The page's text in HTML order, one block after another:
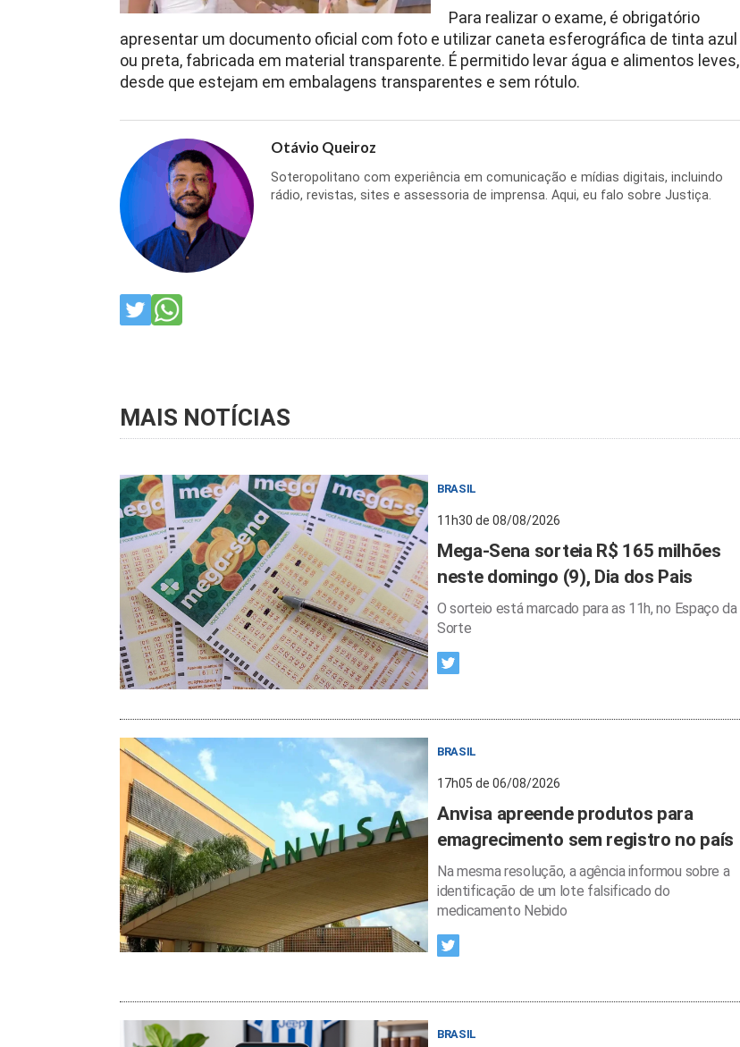
Para realizar o exame, é obrigatório
apresentar um documento oficial com foto e utilizar caneta esferográfica de tinta azul
ou preta, fabricada em material transparente. É permitido levar água e alimentos leves,
desde que estejam em embalagens transparentes e sem rótulo.
Otávio Queiroz
Soteropolitano com experiência em comunicação e mídias digitais, incluindo
rádio, revistas, sites e assessoria de imprensa. Aqui, eu falo sobre Justiça.
MAIS NOTÍCIAS
BRASIL
11h30 de 08/08/2026
Mega-Sena sorteia R$ 165 milhões
neste domingo (9), Dia dos Pais
O sorteio está marcado para as 11h, no Espaço da
Sorte
BRASIL
17h05 de 06/08/2026
Anvisa apreende produtos para
emagrecimento sem registro no país
Na mesma resolução, a agência informou sobre a
identificação de um lote falsificado do
medicamento Nebido
BRASIL